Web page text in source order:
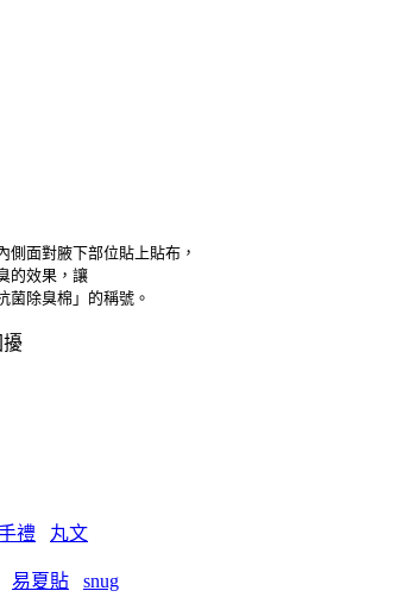
側面對腋下部位貼上貼布，
的效果，讓
菌除臭棉」的稱號。
擾
禮 丸文
易夏貼 snug